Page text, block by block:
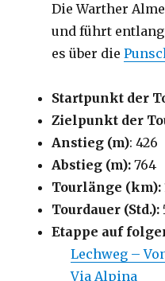
Die Warther
und führt entlang
es über die
Startpunkt der
Zielpunkt der
Anstieg (m): 426
Abstieg (m):764
Tourlänge (km):
Tourdauer (Std.):
Etappe auf
Lechweg –
Via Alpina